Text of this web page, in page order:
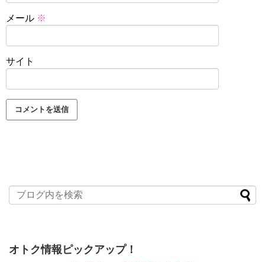
メール ※
サイト
オトク情報ピックアップ！